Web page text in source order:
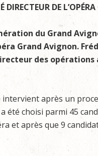
DIRECTEUR DE
du Grand
Grand Avignon.
des opérations
après un
été choisi parmi 45
et après que 9